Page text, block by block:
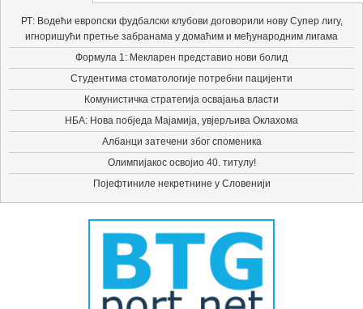
РТ: Водећи европски фудбалски клубови договорили нову Супер лигу,
игноришући претње забранама у домаћим и међународним лигама
Формула 1: Мекларен представио нови болид
Студентима стоматологије потребни пацијенти
Комунистичка стратегија освајања власти
НБА: Нова побједа Мајамија, увјерљива Оклахома
Албанци затечени због споменика
Олимпијакос освојио 40. титулу!
Појефтиниле некретнине у Словенији